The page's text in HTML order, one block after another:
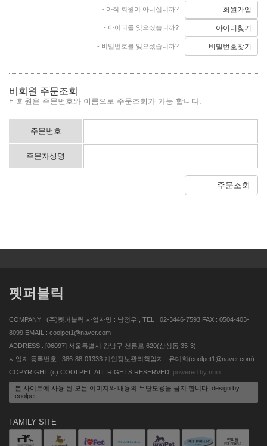
- 아직 회원이 아니십니까? 회원가입
- 아이디를 잊으셨습니까? 아이디찾기
- 비밀번호를 잊으셨습니까? 비밀번호찾기
비회원 주문조회
비회원은 주문번호와 이름으로 주문조회가 가능 합니다.
주문번호
주문자성명
주문조회
펫퍼블릭
COMPANY : (주)펫퍼블릭 사업자명 : 남정우 , TEL : 02-3446-7593 FAX : 0504-403-
8099 EMAIL : coolpet1@naver.com
ADDRESS : [06097] 서울특별시 강남구 선릉로 620(삼성동 35-3)
사업자 등록번호 : 386-88-01333 개인정보관리책임자 : 유대희(coolpet1@naver.com)
COPYRIGHT (c) COOLPET, ALL RIGHTS RESERVED. powered by nnin
본 사이트에 사용 된 모든 이미지와 내용의 무단도용을 금지 합니다. design by
coolpet
FAMILY SITE